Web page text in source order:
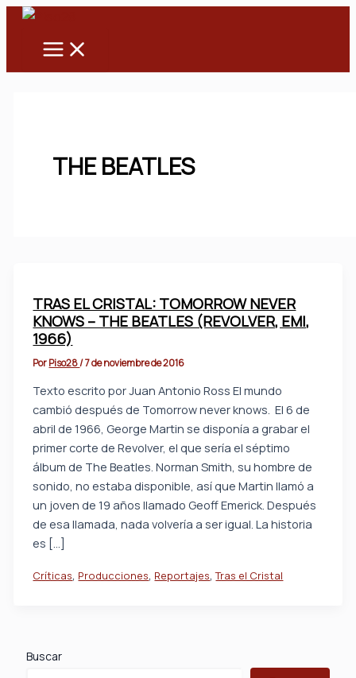
Ir
contenido
Main
THE BEATLES
TRAS EL CRISTAL: TOMORROW NEVER
KNOWS – THE BEATLES (REVOLVER, EMI,
1966)
PorPiso28/7 de noviembre de 2016
Texto escrito por Juan Antonio Ross El mundo
cambió después de Tomorrow never knows. El 6 de
abril de 1966, George Martin se disponía a grabar el
primer corte de Revolver, el que sería el séptimo
álbum de The Beatles. Norman Smith, su hombre de
sonido, no estaba disponible, así que Martin llamó a
un joven de 19 años llamado Geoff Emerick. Después
de esa llamada, nada volvería a ser igual. La historia
es […]
Críticas, Producciones, Reportajes,Tras el Cristal
Buscar